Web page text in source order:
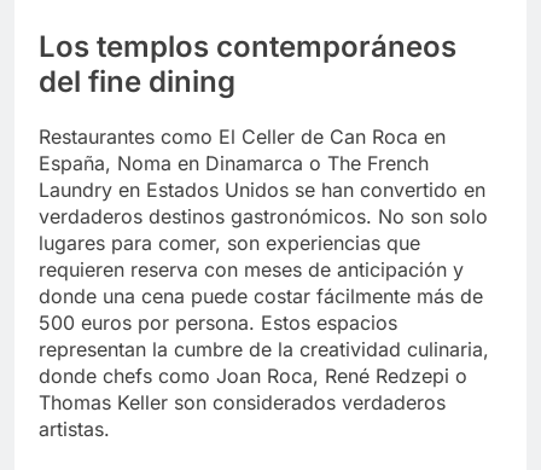
Los templos contemporáneos
del fine dining
Restaurantes como El Celler de Can Roca en
España, Noma en Dinamarca o The French
Laundry en Estados Unidos se han convertido en
verdaderos destinos gastronómicos. No son solo
lugares para comer, son experiencias que
requieren reserva con meses de anticipación y
donde una cena puede costar fácilmente más de
500 euros por persona. Estos espacios
representan la cumbre de la creatividad culinaria,
donde chefs como Joan Roca, René Redzepi o
Thomas Keller son considerados verdaderos
artistas.